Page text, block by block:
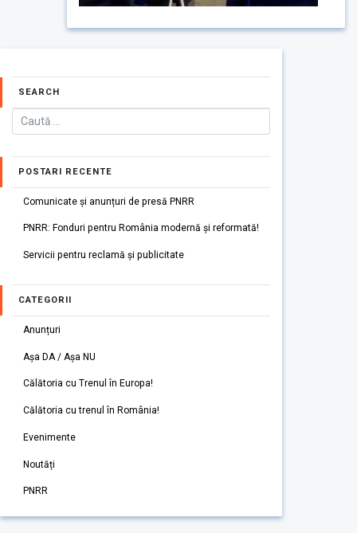
SEARCH
POSTARI RECENTE
Comunicate și anunțuri de presă PNRR
PNRR: Fonduri pentru România modernă și reformată!
Servicii pentru reclamă și publicitate
CATEGORII
Anunțuri
Așa DA / Așa NU
Călătoria cu Trenul în Europa!
Călătoria cu trenul în România!
Evenimente
Noutăți
PNRR